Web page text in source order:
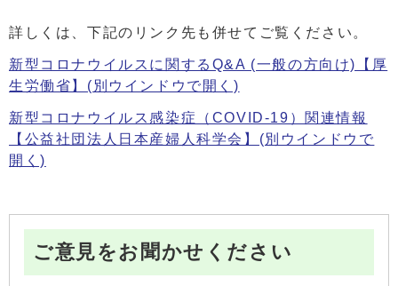
詳しくは、下記のリンク先も併せてご覧ください。
新型コロナウイルスに関するQ&A (一般の方向け)【厚
生労働省】(別ウインドウで開く)
新型コロナウイルス感染症（COVID-19）関連情報
【公益社団法人日本産婦人科学会】(別ウインドウで
開く)
ご意見をお聞かせください